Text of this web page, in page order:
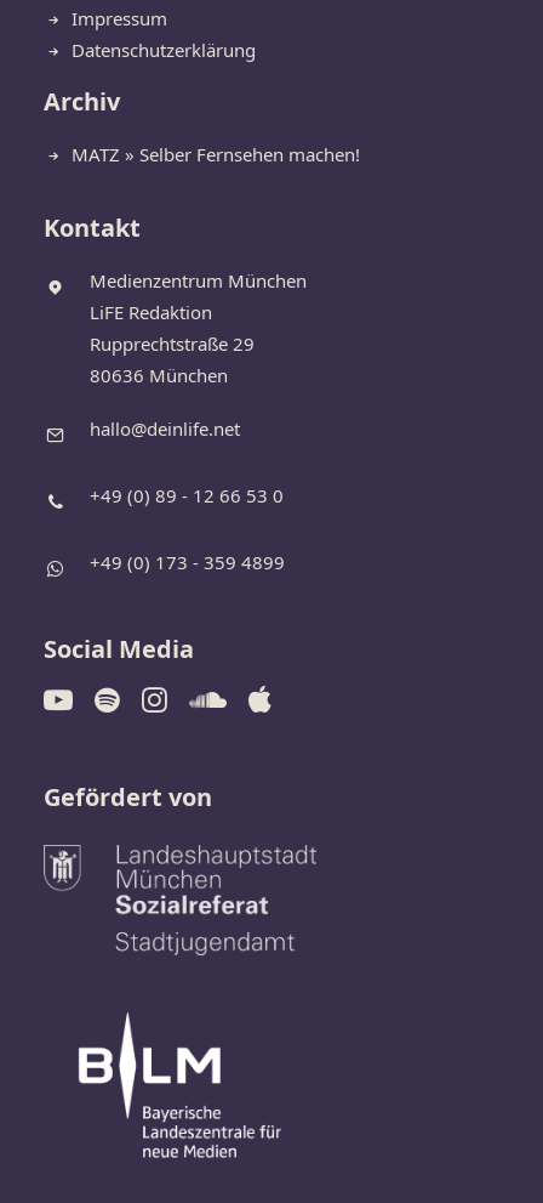
Impressum
Datenschutzerklärung
Archiv
MATZ » Selber Fernsehen machen!
Kontakt
Medienzentrum München
LiFE Redaktion
Rupprechtstraße 29
80636 München
hallo@deinlife.net
+49 (0) 89 - 12 66 53 0
+49 (0) 173 - 359 4899
Social Media
Gefördert von